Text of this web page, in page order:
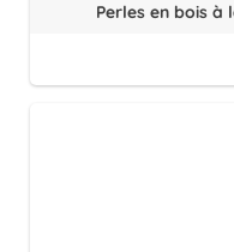
Perles en bois à